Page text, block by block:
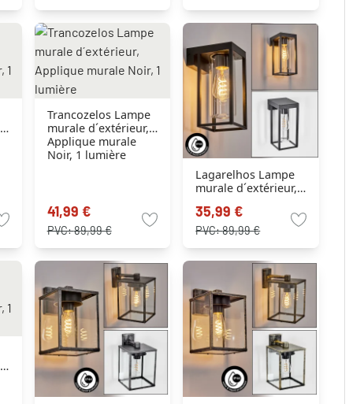
Trancozelos Lampe
murale d´extérieur,
Applique murale
Noir, 1 lumière
41,99 €
PVC:89,99 €
Lagarelhos Lampe
murale d´extérieur,
Noir, 1 lumière
35,99 €
PVC:89,99 €